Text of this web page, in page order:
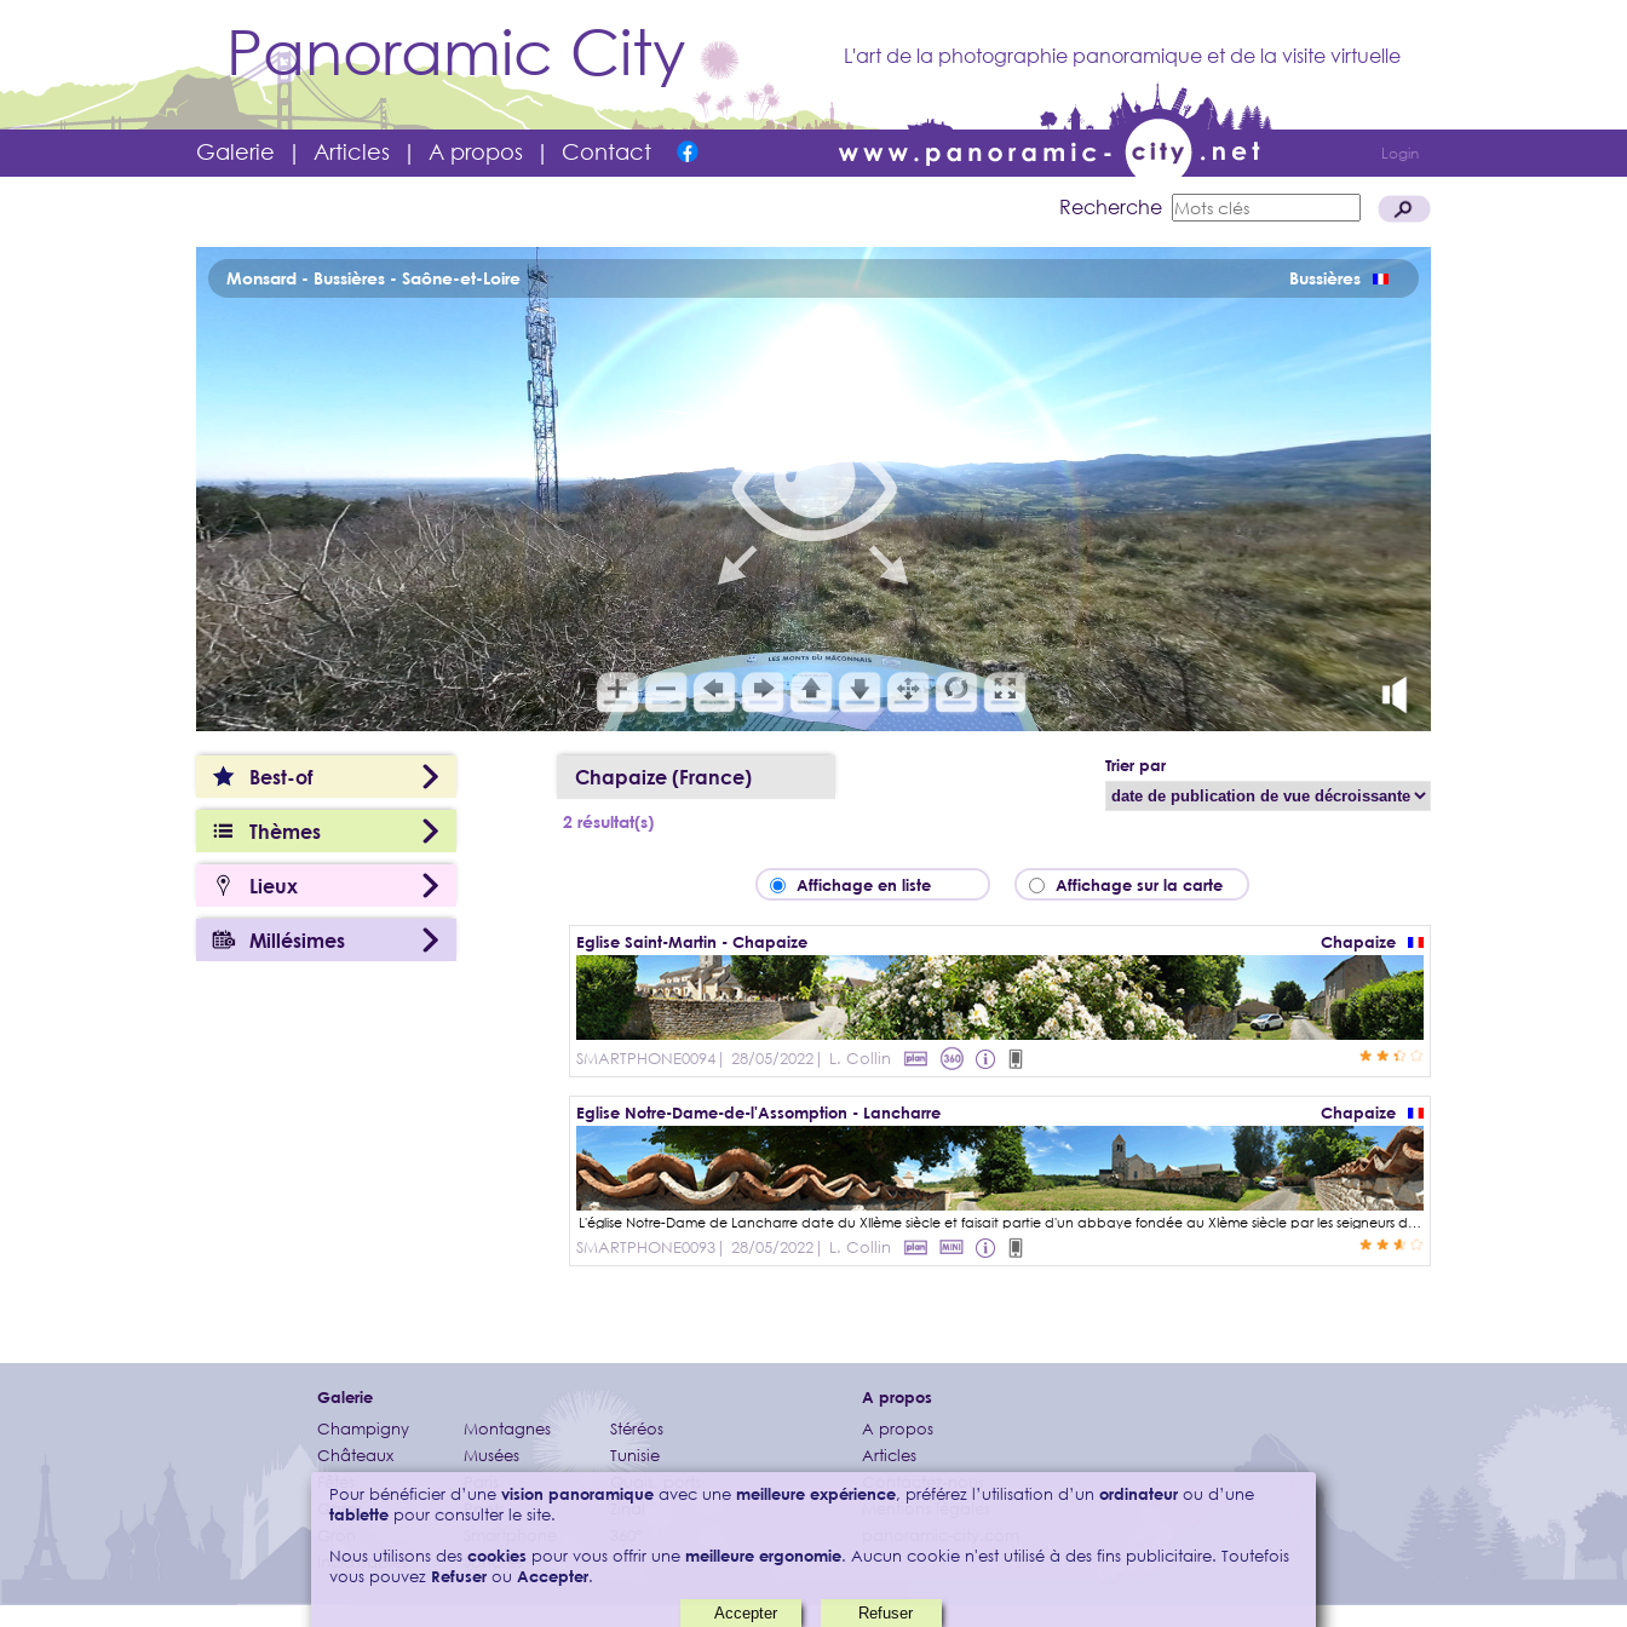
Panoramic City L'art de la photographie panoramique et de la visite virtuelle
Galerie | Articles | A propos | Contact Login
Recherche
Best-of
Thèmes
Lieux
Millésimes
Chapaize (France)
2 résultat(s)
Trier par
Affichage en liste Affichage sur la carte
Eglise Saint-Martin - Chapaize Chapaize
SMARTPHONE0094 | 28/05/2022 | L. Collin
Eglise Notre-Dame-de-l'Assomption - Lancharre Chapaize
L'église Notre-Dame de Lancharre date du XIIème siècle et faisait partie d'un abbaye fondée au XIème siècle par les seigneurs de Brancion.
SMARTPHONE0093 | 28/05/2022 | L. Collin
Galerie
Champigny
Châteaux
Gares
Inclassables
Montagnes
Musées
Ponts
Sonores
Stéréos
Tunisie
Zinal
A propos
A propos
Articles
Mentions légales
Pour bénéficier d’une vision panoramique avec une meilleure expérience, préférez l’utilisation d’un ordinateur ou d’une
tablette pour consulter le site.
Nous utilisons des cookies pour vous offrir une meilleure ergonomie. Aucun cookie n'est utilisé à des fins publicitaire. Toutefois
vous pouvez Refuser ou Accepter.